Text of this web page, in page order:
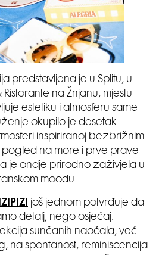
predstavljena je u Splitu, u
na Žnjanu, mjestu
estetiku i atmosferu same
okupilo je desetak
inspiriranoj bezbrižnim
pogled na more i prve prave
je ondje prirodno zaživjela u
moodu.
još jednom potvrđuje da
detalj, nego osjećaj.
sunčanih naočala, već
na spontanost, reminiscencija